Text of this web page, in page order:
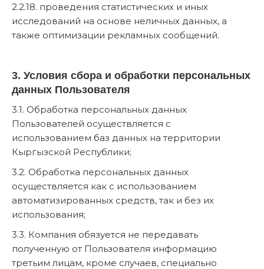
2.2.18. проведения статистических и иных
исследований на основе неличных данных, а
также оптимизации рекламных сообщений.
3. Условия сбора и обработки персональных
данных Пользователя
3.1. Обработка персональных данных
Пользователей осуществляется с
использованием баз данных на территории
Кыргызской Республики;
3.2. Обработка персональных данных
осуществляется как с использованием
автоматизированных средств, так и без их
использования;
3.3. Компания обязуется не передавать
полученную от Пользователя информацию
третьим лицам, кроме случаев, специально